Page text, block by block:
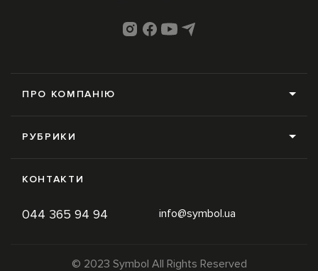
ПРО КОМПАНІЮ
Контакти
Політика конфіденційності
РУБРИКИ
Trends
КОНТАКТИ
044 365 94 94 info@symbol.ua
© 2023 Symbol All Rights Reserved